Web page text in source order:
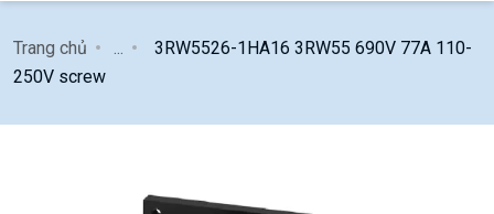
Trang chủ
3RW5526-1HA16 3RW55 690V 77A 110-
250V screw